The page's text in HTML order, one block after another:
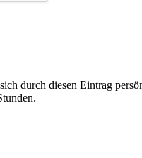
durch diesen Eintrag